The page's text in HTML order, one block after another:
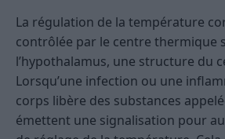
La régulation de la température
contrôlée par le centre thermique
l’hypothalamus, une structure du
Lorsqu’une infection ou une
corps libère des substances
émettent une signalisation pour